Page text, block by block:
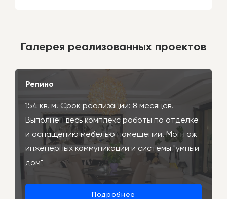
Галерея реализованных проектов
Репино
154 кв. м. Срок реализации: 8 месяцев.
Выполнен весь комплекс работы по отделке
и оснащению мебелью помещений. Монтаж
инженерных коммуникаций и системы "умный
дом"
Подробнее